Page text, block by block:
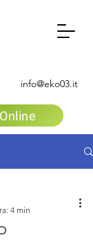
info@eko03.it
4 min